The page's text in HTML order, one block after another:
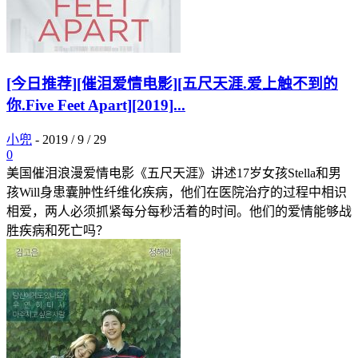
[今日推荐][催泪爱情电影][五尺天涯.爱上触不到的
你.Five Feet Apart][2019]...
小兜 - 2019 / 9 / 29
0
美国催泪浪漫爱情电影《五尺天涯》讲述17岁女孩Stella和男
孩Will身患囊肿性纤维化疾病，他们在医院治疗的过程中相识
相爱，两人必须抓紧每分每秒活着的时间。他们的爱情能够战
胜疾病和死亡吗？